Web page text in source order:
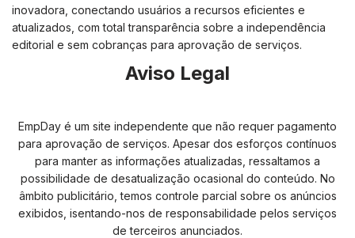
inovadora, conectando usuários a recursos eficientes e
atualizados, com total transparência sobre a independência
editorial e sem cobranças para aprovação de serviços.
Aviso Legal
EmpDay é um site independente que não requer pagamento
para aprovação de serviços. Apesar dos esforços contínuos
para manter as informações atualizadas, ressaltamos a
possibilidade de desatualização ocasional do conteúdo. No
âmbito publicitário, temos controle parcial sobre os anúncios
exibidos, isentando-nos de responsabilidade pelos serviços
de terceiros anunciados.